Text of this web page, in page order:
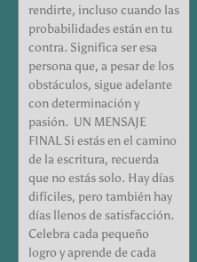
rendirte, incluso cuando las
probabilidades están en tu
contra. Significa ser esa
persona que, a pesar de los
obstáculos, sigue adelante
con determinación y
pasión. UN MENSAJE
FINAL Si estás en el camino
de la escritura, recuerda
que no estás solo. Hay días
difíciles, pero también hay
días llenos de satisfacción.
Celebra cada pequeño
logro y aprende de cada